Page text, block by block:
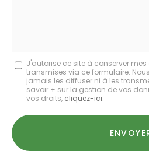
Message
J'autorise ce site à conserver
transmises via ce formulaire.
jamais les diffuser ni à les
savoir + sur la gestion de vos
vos droits, cliquez-ici.
Acceptation
RGPD
*